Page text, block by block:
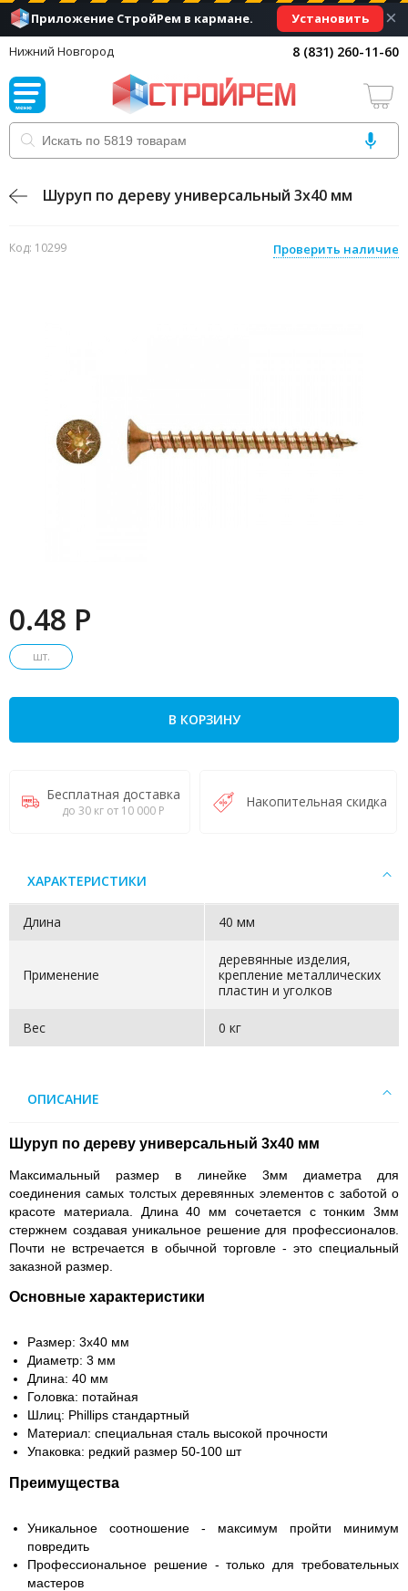
Приложение СтройРем в кармане. Установить ×
Нижний Новгород 8 (831) 260-11-60
Шуруп по дереву универсальный 3х40 мм
Код: 10299 Проверить наличие
0.48 P
шт.
В КОРЗИНУ
Бесплатная доставка
до 30 кг от 10 000 Р
Накопительная скидка
ХАРАКТЕРИСТИКИ
Длина 40 мм
Применение
деревянные изделия,
крепление металлических
пластин и уголков
Вес 0 кг
ОПИСАНИЕ
Шуруп по дереву универсальный 3х40 мм
Максимальный размер в линейке 3мм диаметра для
соединения самых толстых деревянных элементов с заботой о
красоте материала. Длина 40 мм сочетается с тонким 3мм
стержнем создавая уникальное решение для профессионалов.
Почти не встречается в обычной торговле - это специальный
заказной размер.
Основные характеристики
Размер: 3х40 мм
Диаметр: 3 мм
Длина: 40 мм
Головка: потайная
Шлиц: Phillips стандартный
Материал: специальная сталь высокой прочности
Упаковка: редкий размер 50-100 шт
Преимущества
Уникальное соотношение - максимум пройти минимум
повредить
Профессиональное решение - только для требовательных
мастеров